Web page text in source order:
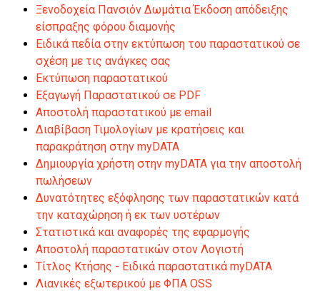
Ξενοδοχεία Πανσιόν Δωμάτια Έκδοση απόδειξης
είσπραξης φόρου διαμονής
Ειδικά πεδία στην εκτύπωση του παραστατικού σε
σχέση με τις ανάγκες σας
Εκτύπωση παραστατικού
Εξαγωγή Παραστατικού σε PDF
Αποστολή παραστατικού με email
Διαβίβαση Τιμολογίων με κρατήσεις και
παρακράτηση στην myDATA
Δημιουργία χρήστη στην myDATA για την αποστολή
πωλήσεων
Δυνατότητες εξόφλησης των παραστατικών κατά
την καταχώρηση ή εκ των υστέρων
Στατιστικά και αναφορές της εφαρμογής
Αποστολή παραστατικών στον Λογιστή
Τίτλος Κτήσης - Ειδικά παραστατικά myDATA
Λιανικές εξωτερικού με ΦΠΑ OSS